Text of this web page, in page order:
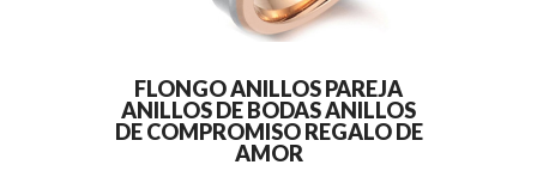
FLONGO ANILLOS PAREJA
ANILLOS DE BODAS ANILLOS
DE COMPROMISO REGALO DE
AMOR